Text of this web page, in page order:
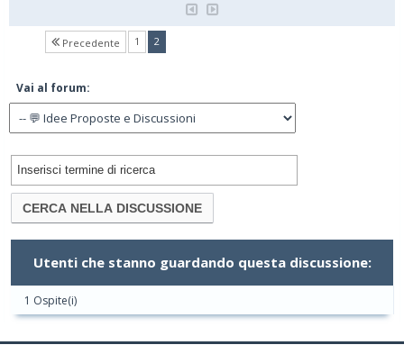
Precedente 1 2(current)
Vai al forum:
Utenti che stanno guardando questa discussione:
1 Ospite(i)